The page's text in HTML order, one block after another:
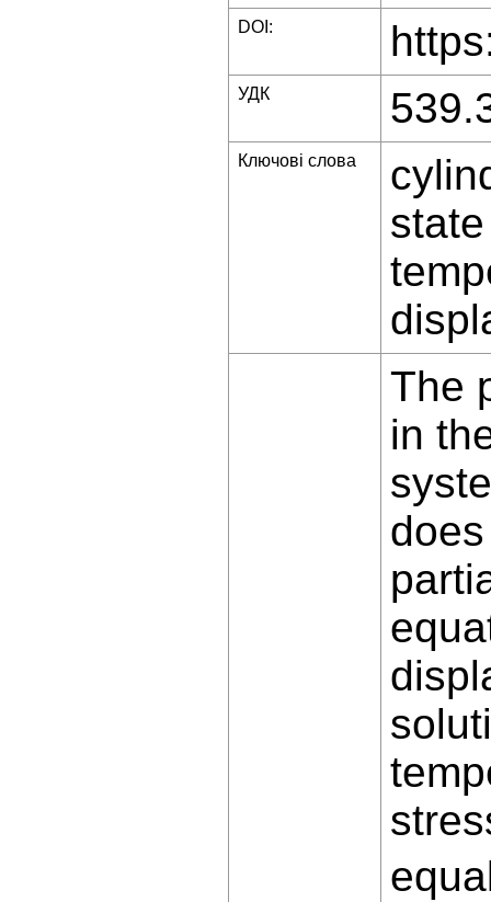
DOI:
УДК
Ключові слова
The
in